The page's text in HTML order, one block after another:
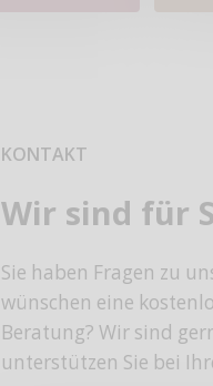
KONTAKT
Wir sind für
Sie haben Fragen zu
wünschen eine
Beratung? Wir sind
unterstützen Sie bei